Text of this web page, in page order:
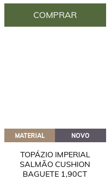
COMPRAR
MATERIAL NOVO
TOPÁZIO IMPERIAL
SALMÃO CUSHION
BAGUETE 1,90CT